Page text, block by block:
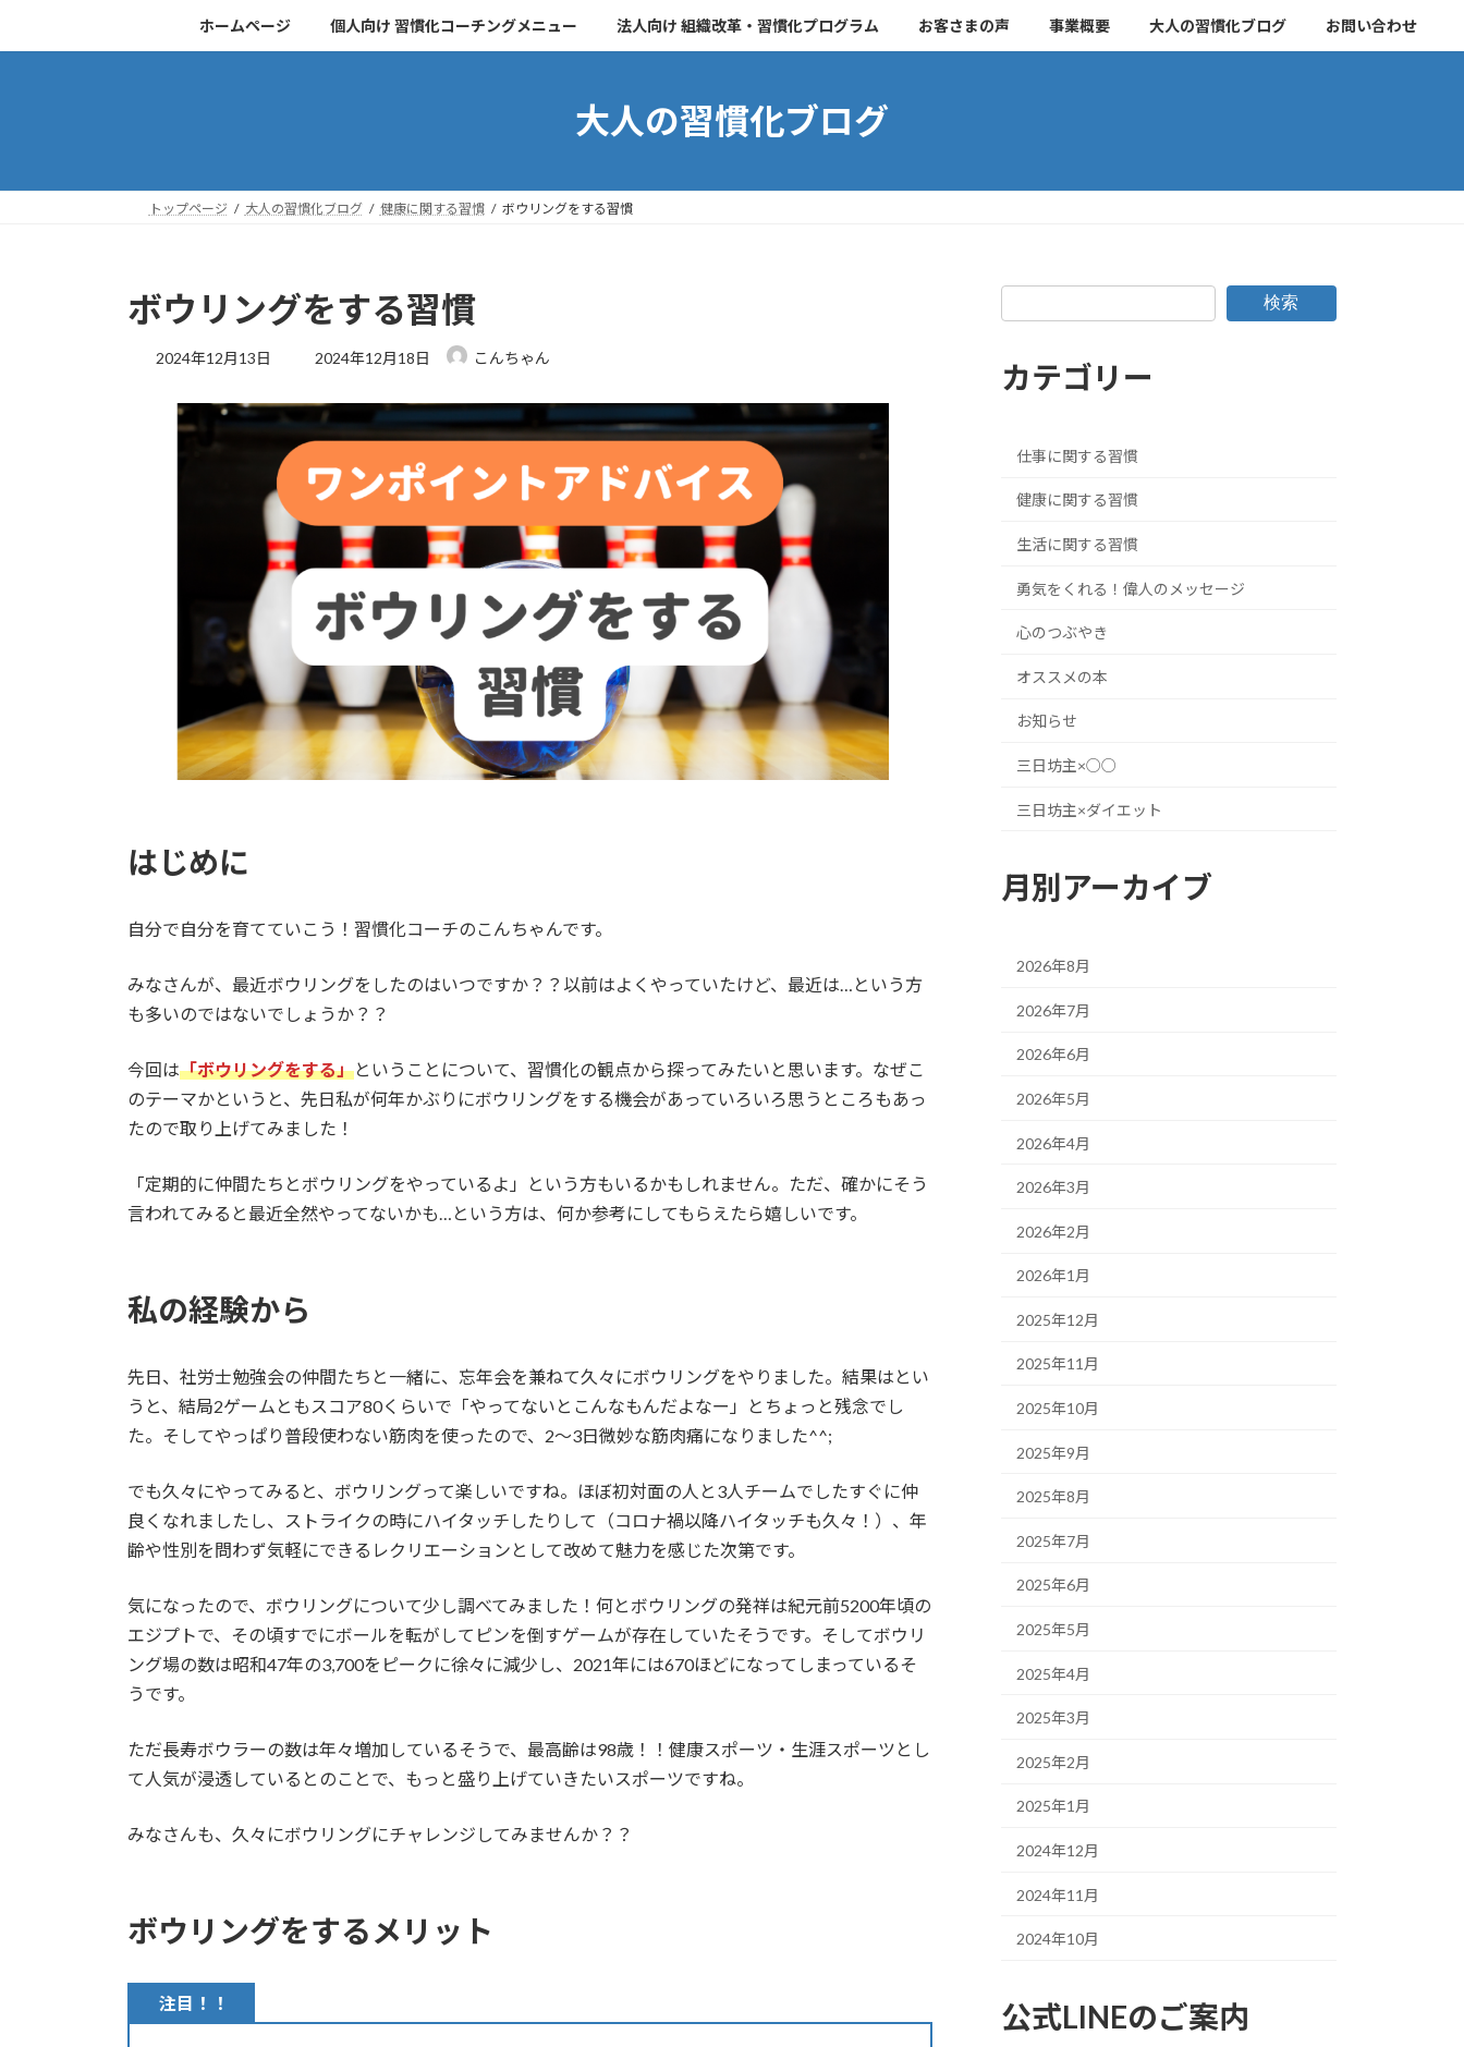
キ
に
ホームページ 個人向け 習慣化コーチングメニュー 法人向け 組織改革・習慣化プログラム お客さまの声 事業概要 大人の習慣化ブログ お問い合わせ
大人の習慣化ブログ
トップページ 大人の習慣化ブログ 健康に関する習慣 ボウリングをする習慣
ボウリングをする習慣
2024年12月13日
最
新
日
:
2024年12月18日 こんちゃん
はじめに
自分で自分を育てていこう！習慣化コーチのこんちゃんです。
みなさんが、最近ボウリングをしたのはいつですか？？以前はよくやっていたけど、最近は…という方
も多いのではないでしょうか？？
今回は「ボウリングをする」ということについて、習慣化の観点から探ってみたいと思います。なぜこ
のテーマかというと、先日私が何年かぶりにボウリングをする機会があっていろいろ思うところもあっ
たので取り上げてみました！
「定期的に仲間たちとボウリングをやっているよ」という方もいるかもしれません。ただ、確かにそう
言われてみると最近全然やってないかも…という方は、何か参考にしてもらえたら嬉しいです。
私の経験から
先日、社労士勉強会の仲間たちと一緒に、忘年会を兼ねて久々にボウリングをやりました。結果はとい
うと、結局2ゲームともスコア80くらいで「やってないとこんなもんだよなー」とちょっと残念でし
た。そしてやっぱり普段使わない筋肉を使ったので、2～3日微妙な筋肉痛になりました^^;
でも久々にやってみると、ボウリングって楽しいですね。ほぼ初対面の人と3人チームでしたすぐに仲
良くなれましたし、ストライクの時にハイタッチしたりして（コロナ禍以降ハイタッチも久々！）、年
齢や性別を問わず気軽にできるレクリエーションとして改めて魅力を感じた次第です。
気になったので、ボウリングについて少し調べてみました！何とボウリングの発祥は紀元前5200年頃の
エジプトで、その頃すでにボールを転がしてピンを倒すゲームが存在していたそうです。そしてボウリ
ング場の数は昭和47年の3,700をピークに徐々に減少し、2021年には670ほどになってしまっているそ
うです。
ただ長寿ボウラーの数は年々増加しているそうで、最高齢は98歳！！健康スポーツ・生涯スポーツとし
て人気が浸透しているとのことで、もっと盛り上げていきたいスポーツですね。
みなさんも、久々にボウリングにチャレンジしてみませんか？？
ボウリングをするメリット
注目！！
検索
カテゴリー
仕事に関する習慣
健康に関する習慣
生活に関する習慣
勇気をくれる！偉人のメッセージ
心のつぶやき
オススメの本
お知らせ
三日坊主×○○
三日坊主×ダイエット
月別アーカイブ
2026年8月
2026年7月
2026年6月
2026年5月
2026年4月
2026年3月
2026年2月
2026年1月
2025年12月
2025年11月
2025年10月
2025年9月
2025年8月
2025年7月
2025年6月
2025年5月
2025年4月
2025年3月
2025年2月
2025年1月
2024年12月
2024年11月
2024年10月
公式LINEのご案内